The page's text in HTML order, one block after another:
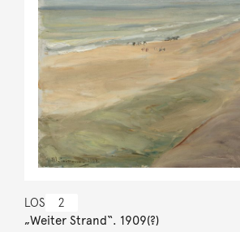
LOS 2
„Weiter Strand“. 1909(?)